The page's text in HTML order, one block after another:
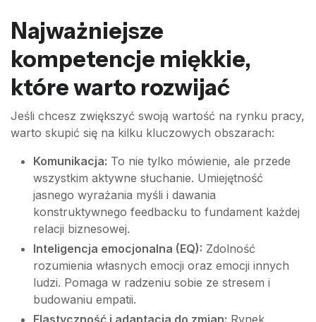
Najważniejsze
kompetencje miękkie,
które warto rozwijać
Jeśli chcesz zwiększyć swoją wartość na rynku pracy,
warto skupić się na kilku kluczowych obszarach:
Komunikacja: To nie tylko mówienie, ale przede
wszystkim aktywne słuchanie. Umiejętność
jasnego wyrażania myśli i dawania
konstruktywnego feedbacku to fundament każdej
relacji biznesowej.
Inteligencja emocjonalna (EQ): Zdolność
rozumienia własnych emocji oraz emocji innych
ludzi. Pomaga w radzeniu sobie ze stresem i
budowaniu empatii.